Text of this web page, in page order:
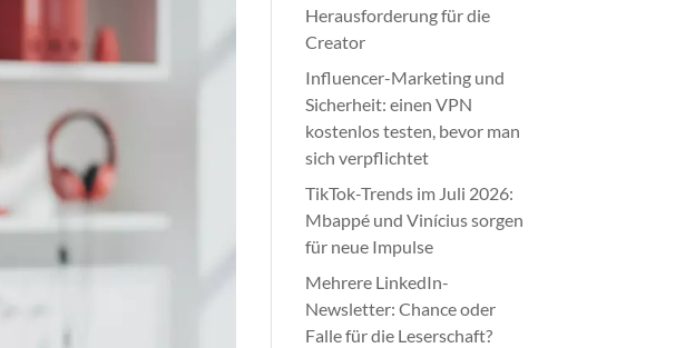
Herausforderung für die
Creator
Influencer-Marketing und
Sicherheit: einen VPN
kostenlos testen, bevor man
sich verpflichtet
TikTok-Trends im Juli 2026:
Mbappé und Vinícius sorgen
für neue Impulse
Mehrere LinkedIn-
Newsletter: Chance oder
Falle für die Leserschaft?